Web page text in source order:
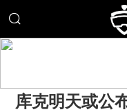
库克明天或公